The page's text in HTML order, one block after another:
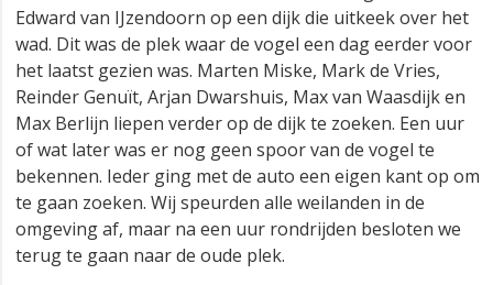
Edward van IJzendoorn op een dijk die uitkeek over het
wad. Dit was de plek waar de vogel een dag eerder voor
het laatst gezien was. Marten Miske, Mark de Vries,
Reinder Genuït, Arjan Dwarshuis, Max van Waasdijk en
Max Berlijn liepen verder op de dijk te zoeken. Een uur
of wat later was er nog geen spoor van de vogel te
bekennen. Ieder ging met de auto een eigen kant op om
te gaan zoeken. Wij speurden alle weilanden in de
omgeving af, maar na een uur rondrijden besloten we
terug te gaan naar de oude plek.